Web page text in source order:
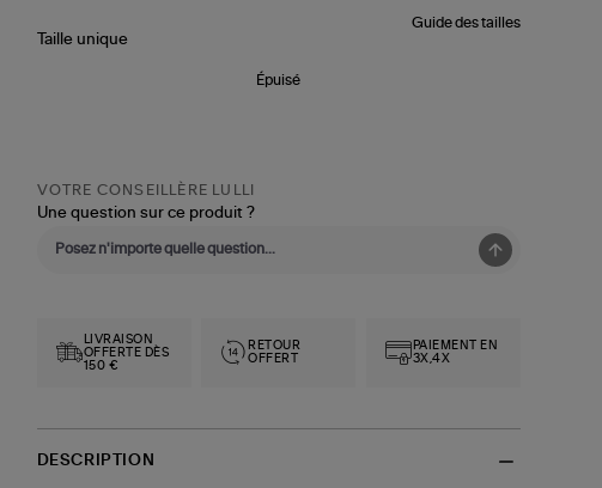
Guide des tailles
Taille unique
Épuisé
VOTRE CONSEILLÈRE LULLI
Une question sur ce produit ?
LIVRAISON
OFFERTE DÈS
150 €
RETOUR
OFFERT
PAIEMENT EN
3X,4X
DESCRIPTION